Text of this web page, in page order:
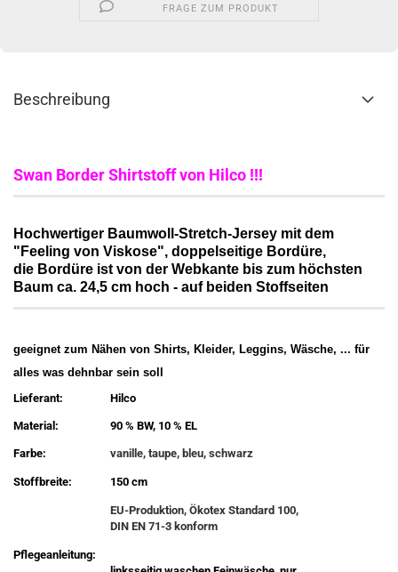
FRAGE ZUM PRODUKT
Beschreibung
Swan Border Shirtstoff von Hilco !!!
Hochwertiger Baumwoll-Stretch-Jersey mit dem
"Feeling von Viskose", doppelseitige Bordüre,
die Bordüre ist von der Webkante bis zum höchsten
Baum ca. 24,5 cm hoch - auf beiden Stoffseiten
geeignet zum Nähen von Shirts, Kleider, Leggins, Wäsche, ... für
alles was dehnbar sein soll
Lieferant:
Hilco
Material: 90 % BW, 10 % EL
Farbe: vanille, taupe, bleu, schwarz
Stoffbreite: 150 cm
EU-Produktion, Ökotex Standard 100,
DIN EN 71-3 konform
Pflegeanleitung: